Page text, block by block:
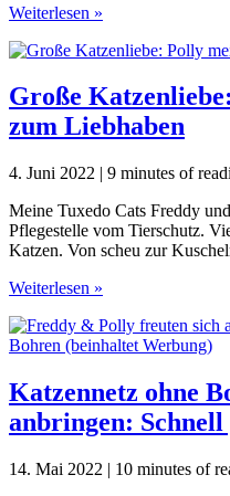
DIY
für
Rette
dein
Sofa
in
Schritten!
Weiterlesen »
Große
zum Liebhaben
4. Juni 2022 | 9 minutes of
Meine Tuxedo Cats Freddy
Pflegestelle vom Tierschutz.
Katzen. Von scheu zur
Große
2
Tierschutzkatzen
Liebhaben
Weiterlesen »
Katzennetz ohne
anbringen: Schnell
14. Mai 2022 | 10 minutes of